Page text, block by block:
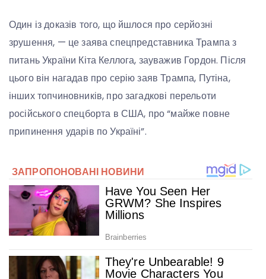
Один із доказів того, що йшлося про серйозні
зрушення, — це заява спецпредставника Трампа з
питань України Кіта Келлога, зауважив Гордон. Після
цього він нагадав про серію заяв Трампа, Путіна,
інших топчиновників, про загадкові перельоти
російського спецборта в США, про “майже повне
припинення ударів по Україні”.